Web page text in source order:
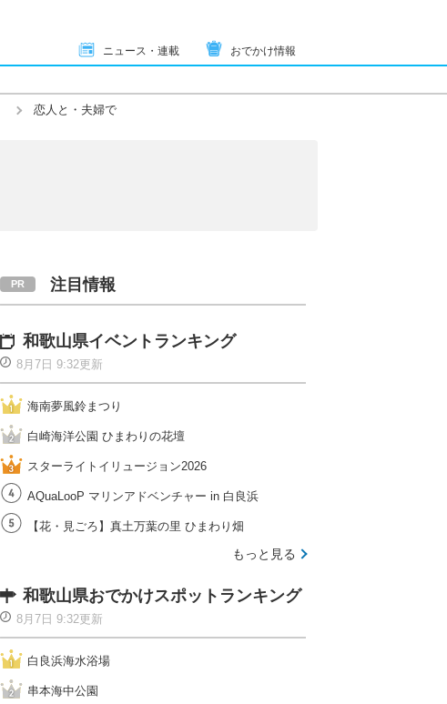
ニュース・連載 おでかけ情報
恋人と・夫婦で
注目情報
和歌山県イベントランキング
8月7日 9:32更新
海南夢風鈴まつり
白崎海洋公園 ひまわりの花壇
スターライトイリュージョン2026
AQuaLooP マリンアドベンチャー in 白良浜
【花・見ごろ】真土万葉の里 ひまわり畑
もっと見る
和歌山県おでかけスポットランキング
8月7日 9:32更新
白良浜海水浴場
串本海中公園